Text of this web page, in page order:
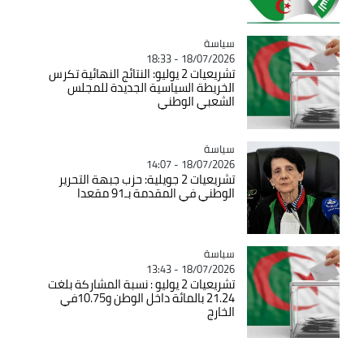
Catégorie
سياسة
18/07/2026 - 18:33
تشريعيات 2 يوليو: النتائج النهائية تكرس
الخريطة السياسية الجديدة للمجلس
الشعبي الوطني
Catégorie
سياسة
18/07/2026 - 14:07
تشريعيات 2 جويلية: حزب جبهة التحرير
الوطني في المقدمة بـ91 مقعدا
Catégorie
سياسة
18/07/2026 - 13:43
تشريعيات 2 يوليو : نسبة المشاركة بلغت
21.24 بالمائة داخل الوطن و10.75في
الخارج